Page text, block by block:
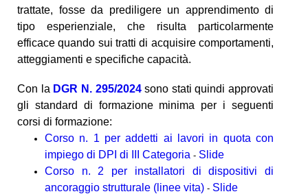
trattate, fosse da prediligere un apprendimento di
tipo esperienziale, che risulta particolarmente
efficace quando sui tratti di acquisire comportamenti,
atteggiamenti e specifiche capacità.
Con la DGR N. 295/2024sono stati quindi approvati
gli standard di formazione minima per i seguenti
corsi di formazione:
Corso n. 1 per addetti ai lavori in quota con
impiego di DPI di III Categoria - Slide
Corso n. 2 per installatori di dispositivi di
ancoraggio strutturale (linee vita) - Slide